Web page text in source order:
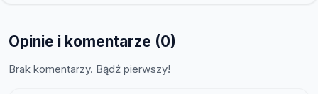
Opinie i komentarze (0)
Brak komentarzy. Bądź pierwszy!